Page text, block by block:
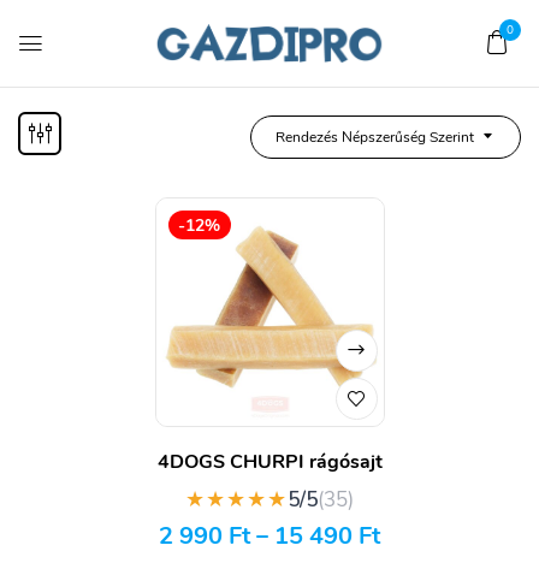
0
Rendezés Népszerűség Szerint
-12%
4DOGS CHURPI rágósajt
★★★★★5/5(35)
2 990 Ft– 15 490 Ft